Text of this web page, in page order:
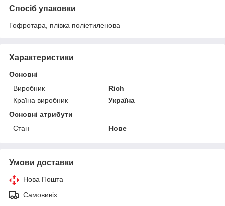
Спосіб упаковки
Гофротара, плівка поліетиленова
Характеристики
Основні
Виробник
Rich
Країна виробник
Україна
Основні атрибути
Стан
Нове
Умови доставки
Нова Пошта
Самовивіз